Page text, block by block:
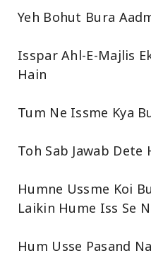
Yeh Bohut Bura
Isspar Ahl-E-Majlis
Hain
Tum Ne Issme Kya
Toh Sab Jawab Dete
Humne Ussme Koi
Laikin Hume Iss Se
Hum Usse Pasand